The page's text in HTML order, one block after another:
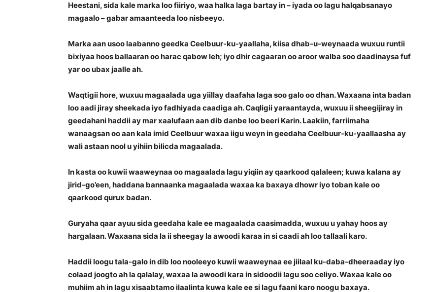
Heestani, sida kale marka loo fiiriyo, waa halka laga bartay in – iyada oo lagu halqabsanayo
magaalo – gabar amaanteeda loo nisbeeyo.
Marka aan usoo laabanno geedka Ceelbuur-ku-yaallaha, kiisa dhab-u-weynaada wuxuu runtii
bixiyaa hoos ballaaran oo harac qabow leh; iyo dhir cagaaran oo aroor walba soo daadinaysa fuf
yar oo ubax jaalle ah.
Waqtigii hore, wuxuu magaalada uga yiillay daafaha laga soo galo oo dhan. Waxaana inta badan
loo aadi jiray sheekada iyo fadhiyada caadiga ah. Caqligii yaraantayda, wuxuu ii sheegijiray in
geedahani haddii ay mar xaalufaan aan dib danbe loo beeri Karin. Laakiin, farriimaha
wanaagsan oo aan kala imid Ceelbuur waxaa iigu weyn in geedaha Ceelbuur-ku-yaallaasha ay
wali astaan nool u yihiin bilicda magaalada.
In kasta oo kuwii waaweynaa oo magaalada lagu yiqiin ay qaarkood qalaleen; kuwa kalana ay
jirid-go’een, haddana bannaanka magaalada waxaa ka baxaya dhowr iyo toban kale oo
qaarkood qurux badan.
Guryaha qaar ayuu sida geedaha kale ee magaalada caasimadda, wuxuu u yahay hoos ay
hargalaan. Waxaana sida la ii sheegay la awoodi karaa in si caadi ah loo tallaali karo.
Haddii loogu tala-galo in dib loo nooleeyo kuwii waaweynaa ee jiilaal ku-daba-dheeraaday iyo
colaad joogto ah la qalalay, waxaa la awoodi kara in sidoodii lagu soo celiyo. Waxaa kale oo
muhiim ah in lagu xisaabtamo ilaalinta kuwa kale ee si lagu faani karo noogu baxaya.